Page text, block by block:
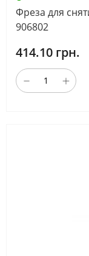
Фреза для
906802
414.10 грн.